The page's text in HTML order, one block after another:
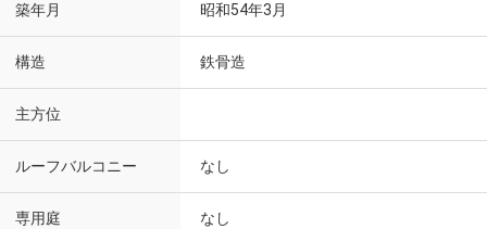
築年月 昭和54年3月
構造 鉄骨造
主方位
ルーフバルコニー なし
専用庭 なし